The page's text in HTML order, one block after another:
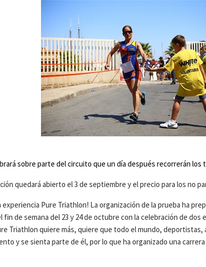
sobre parte del circuito que un día después recorrerán los
quedará abierto el 3 de septiembre y el precio para los no
experiencia Pure Triathlon! La organización de la prueba ha
fin de semana del 23 y 24 de octubre con la celebración de
Triathlon quiere más, quiere que todo el mundo, deportistas,
y se sienta parte de él, por lo que ha organizado una